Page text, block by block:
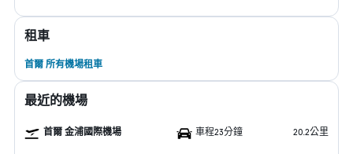
租車
首爾 所有機場租車
最近的機場
首爾 金浦國際機場 車程23分鐘 20.2公里